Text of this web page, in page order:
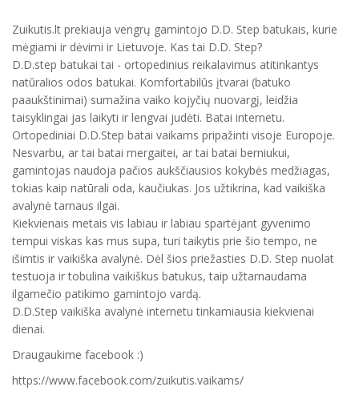
Zuikutis.lt prekiauja vengrų gamintojo D.D. Step batukais, kurie
mėgiami ir dėvimi ir Lietuvoje. Kas tai D.D. Step?
D.D.step batukai tai - ortopedinius reikalavimus atitinkantys
natūralios odos batukai. Komfortabilūs įtvarai (batuko
paaukštinimai) sumažina vaiko kojyčių nuovargį, leidžia
taisyklingai jas laikyti ir lengvai judėti. Batai internetu.
Ortopediniai D.D.Step batai vaikams pripažinti visoje Europoje.
Nesvarbu, ar tai batai mergaitei, ar tai batai berniukui,
gamintojas naudoja pačios aukščiausios kokybės medžiagas,
tokias kaip natūrali oda, kaučiukas. Jos užtikrina, kad vaikiška
avalynė tarnaus ilgai.
Kiekvienais metais vis labiau ir labiau spartėjant gyvenimo
tempui viskas kas mus supa, turi taikytis prie šio tempo, ne
išimtis ir vaikiška avalynė. Dėl šios priežasties D.D. Step nuolat
testuoja ir tobulina vaikiškus batukus, taip užtarnaudama
ilgamečio patikimo gamintojo vardą.
D.D.Step vaikiška avalynė internetu tinkamiausia kiekvienai
dienai.
Draugaukime facebook :)
https://www.facebook.com/zuikutis.vaikams/